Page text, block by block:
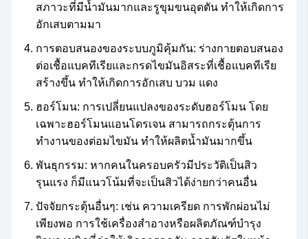
สภาวะที่มีน้ำมันมากและรูขุมขนอุดตัน ทำให้เกิดการ
อักเสบตามมา
การตอบสนองของระบบภูมิคุ้มกัน: ร่างกายตอบสนอง
ต่อเชื้อแบคทีเรียและกรดไขมันอิสระที่เชื้อแบคทีเรีย
สร้างขึ้น ทำให้เกิดการอักเสบ บวม แดง
ฮอร์โมน: การเปลี่ยนแปลงของระดับฮอร์โมน โดย
เฉพาะฮอร์โมนแอนโดรเจน สามารถกระตุ้นการ
ทำงานของต่อมไขมัน ทำให้ผลิตน้ำมันมากขึ้น
พันธุกรรม: หากคนในครอบครัวมีประวัติเป็นสิว
รุนแรง ก็มีแนวโน้มที่จะเป็นสิวได้ง่ายกว่าคนอื่น
ปัจจัยกระตุ้นอื่นๆ: เช่น ความเครียด การพักผ่อนไม่
เพียงพอ การใช้เครื่องสำอางหรือผลิตภัณฑ์บำรุง